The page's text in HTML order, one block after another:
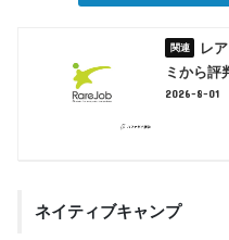
レ
ミから評
2026-8-01
ネイティブキャンプ